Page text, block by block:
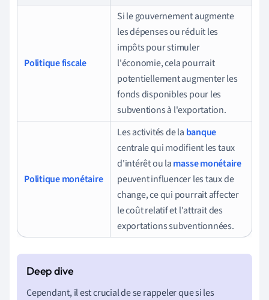
Politique fiscale
Si le gouvernement augmente
les dépenses ou réduit les
impôts pour stimuler
l'économie, cela pourrait
potentiellement augmenter les
fonds disponibles pour les
subventions à l'exportation.
Politique monétaire
Les activités de la banque
centrale qui modifient les taux
d'intérêt ou lamasse monétaire
peuvent influencer les taux de
change, ce qui pourrait affecter
le coût relatif et l'attrait des
exportations subventionnées.
Cependant, il est crucial de se rappeler que si les